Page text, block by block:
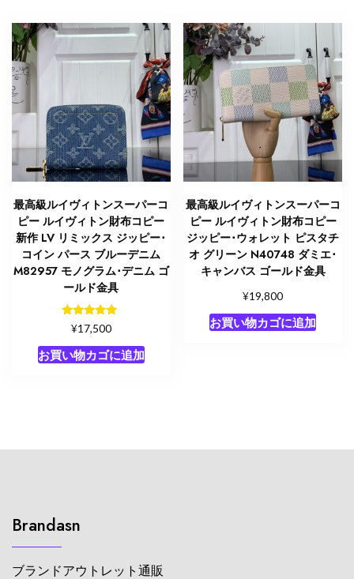
最高級ルイヴィトンスーパーコ
ピー ルイヴィトン財布コピー
新作 LV リミックス ジッピー･
コイン パース ブルーデニム
M82957 モノグラム･デニム ゴ
ールド金具
5段階中
5.00
の評価
¥17,500
お買い物カゴに追加
最高級ルイヴィトンスーパーコ
ピー ルイヴィトン財布コピー
ジッピー･ウォレット ピスタチ
オ グリーン N40748 ダミエ･
キャンバス ゴールド金具
¥19,800
お買い物カゴに追加
Brandasn
ブランドアウトレット通販